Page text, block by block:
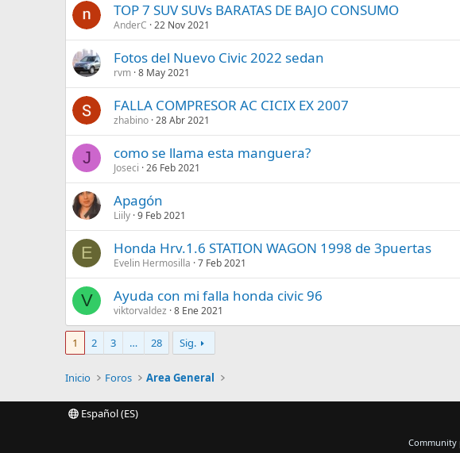
TOP 7 SUV SUVs BARATAS DE BAJO CONSUMO
AnderC 22 Nov 2021
Fotos del Nuevo Civic 2022 sedan
rvm 8 May 2021
FALLA COMPRESOR AC CICIX EX 2007
zhabino 28 Abr 2021
J como se llama esta manguera?
Joseci 26 Feb 2021
Apagón
Liily 9 Feb 2021
E Honda Hrv.1.6 STATION WAGON 1998 de 3puertas
Evelin Hermosilla 7 Feb 2021
V Ayuda con mi falla honda civic 96
viktorvaldez 8 Ene 2021
1 2 3 … 28 Sig.
Inicio Foros Area General
Español (ES)
Community